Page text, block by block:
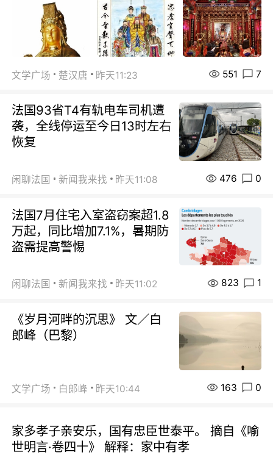
文学广场 楚汉唐 昨天11:23 551 7
法国93省T4有轨电车司机遭
袭，全线停运至今日13时左右
恢复
闲聊法国 新闻我来找 昨天11:08 476 0
法国7月住宅入室盗窃案超1.8
万起，同比增加7.1%，暑期防
盗需提高警惕
闲聊法国 新闻我来找 昨天11:02 823 1
《岁月河畔的沉思》 文／白
郎峰（巴黎）
文学广场 白郞峰 昨天10:44 163 0
家多孝子亲安乐，国有忠臣世泰平。 摘自《喻
世明言·卷四十》 解释：家中有孝